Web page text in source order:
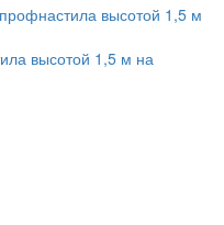
высотой 1,5 м на